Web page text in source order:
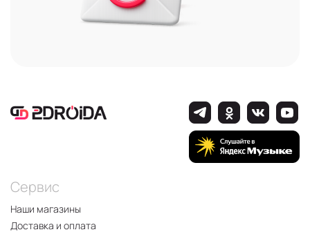
Сервис
Наши магазины
Доставка и оплата